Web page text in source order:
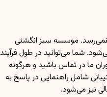
نمی‌رسد. موسسه سبز انگشتی
شما می‌توانید در طول فرآیند
ما در تماس باشید و هرگونه
شامل راهنمایی در پاسخ به
نیز می‌شود.